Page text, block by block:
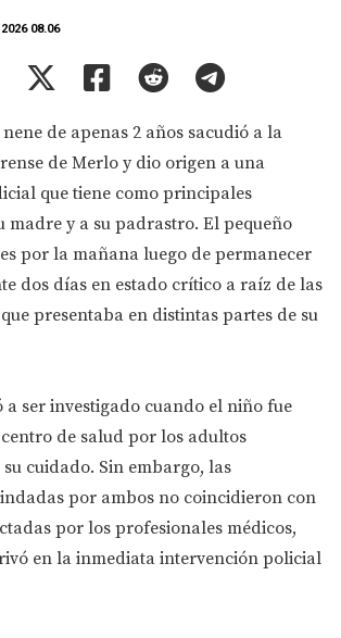
08.06
de apenas 2 años sacudió a la
de Merlo y dio origen a una
que tiene como principales
madre y a su padrastro. El pequeño
por la mañana luego de permanecer
dos días en estado crítico a raíz de las
presentaba en distintas partes de su
a ser investigado cuando el niño fue
de salud por los adultos
cuidado. Sin embargo, las
por ambos no coincidieron con
por los profesionales médicos,
en la inmediata intervención policial